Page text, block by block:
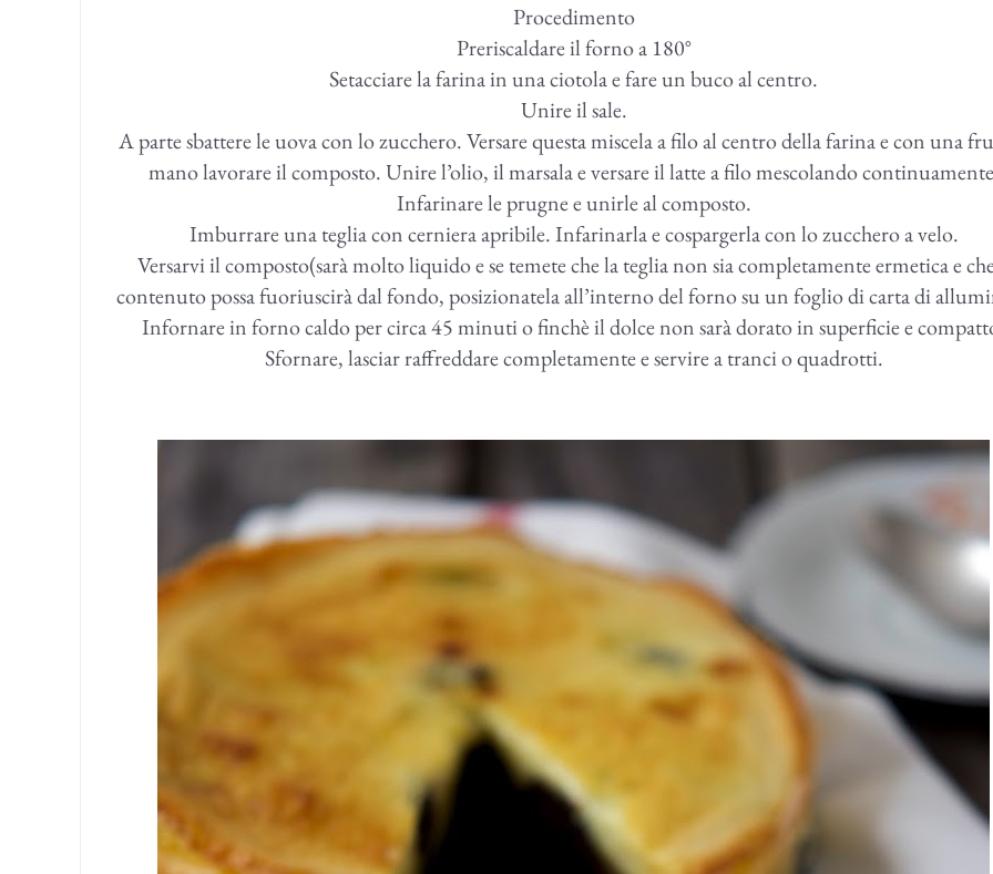
Procedimento
Preriscaldare il forno a 180°
Setacciare la farina in una ciotola e fare un buco al centro.
Unire il sale.
A parte sbattere le uova con lo zucchero. Versare questa miscela a filo al centro della farina e con una
mano lavorare il composto. Unire l’olio, il marsala e versare il latte a filo mescolando
Infarinare le prugne e unirle al composto.
Imburrare una teglia con cerniera apribile. Infarinarla e cospargerla con lo zucchero a velo.
Versarvi il composto(sarà molto liquido e se temete che la teglia non sia completamente ermetica e
contenuto possa fuoriuscirà dal fondo, posizionatela all’interno del forno su un foglio di carta di
Infornare in forno caldo per circa 45 minuti o finchè il dolce non sarà dorato in superficie e
Sfornare, lasciar raffreddare completamente e servire a tranci o quadrotti.